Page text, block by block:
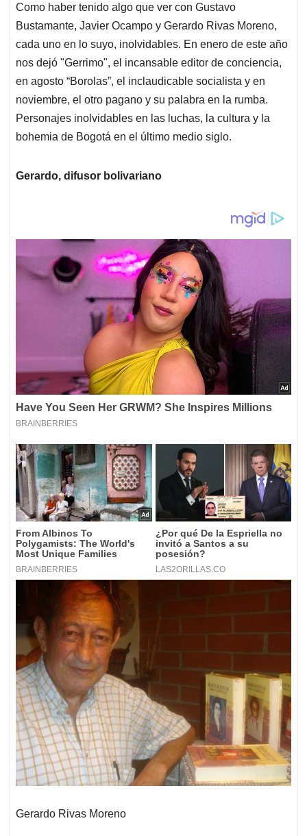
Como haber tenido algo que ver con Gustavo
Bustamante, Javier Ocampo y Gerardo Rivas Moreno,
cada uno en lo suyo, inolvidables. En enero de este año
nos dejó "Gerrimo", el incansable editor de conciencia,
en agosto “Borolas”, el inclaudicable socialista y en
noviembre, el otro pagano y su palabra en la rumba.
Personajes inolvidables en las luchas, la cultura y la
bohemia de Bogotá en el último medio siglo.
Gerardo, difusor bolivariano
Gerardo Rivas Moreno